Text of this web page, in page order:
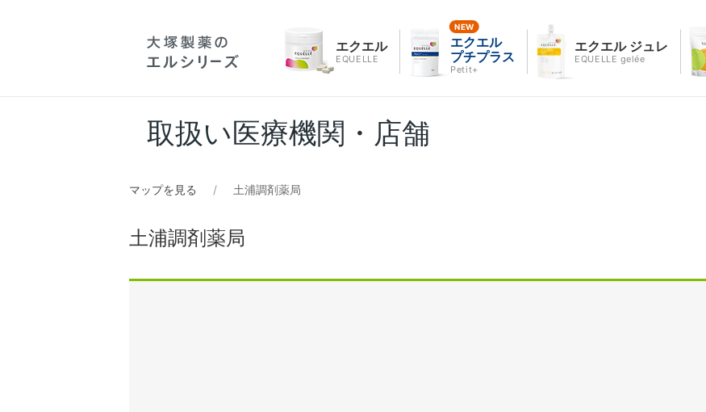
エクエル
EQUELLE
エクエル
プチプラス
Petit+
エクエル ジュレ
EQUELLE gelée
取扱い医療機関・店舗
マップを見る 土浦調剤薬局
土浦調剤薬局